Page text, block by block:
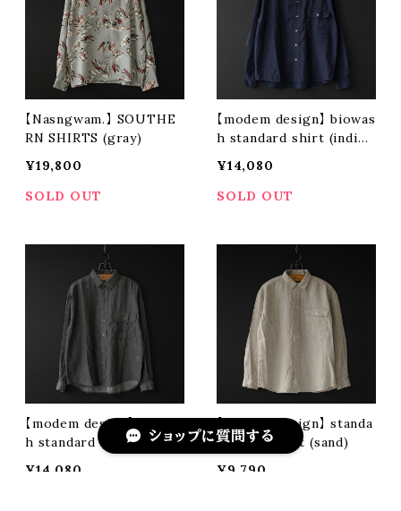
【Nasngwam.】 SOUTHE
RN SHIRTS (gray)
¥19,800
SOLD OUT
【modem design】 biowas
h standard shirt (indig
¥14,080
SOLD OUT
【modem design】 biowas
h standard shirt (black)
¥14,080
【modem design】 standa
rd linen shirt (sand)
¥9,790
ショップに質問する